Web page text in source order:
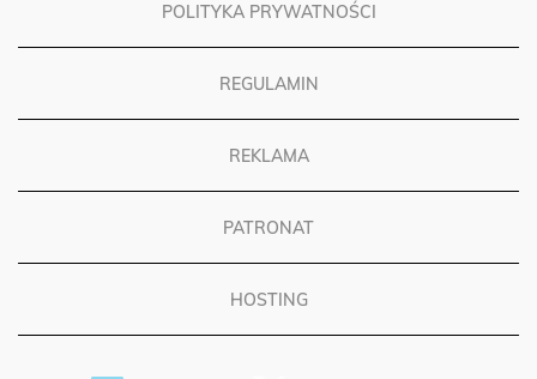
POLITYKA PRYWATNOŚCI
REGULAMIN
REKLAMA
PATRONAT
HOSTING